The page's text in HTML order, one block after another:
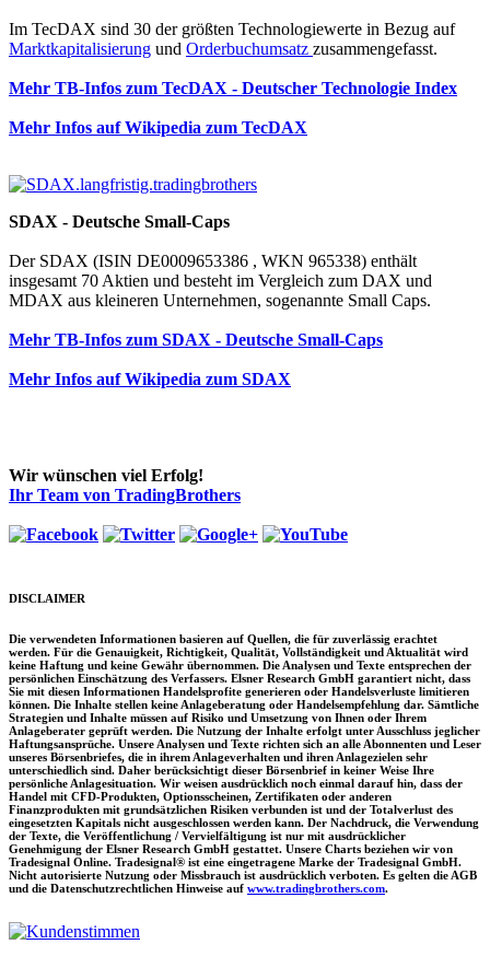
Im TecDAX sind 30 der größten Technologiewerte in Bezug auf
Marktkapitalisierung und Orderbuchumsatz zusammengefasst.
Mehr TB-Infos zum TecDAX - Deutscher Technologie Index
Mehr Infos auf Wikipedia zum TecDAX
SDAX - Deutsche Small-Caps
Der SDAX (ISIN DE0009653386 , WKN 965338) enthält
insgesamt 70 Aktien und besteht im Vergleich zum DAX und
MDAX aus kleineren Unternehmen, sogenannte Small Caps.
Mehr TB-Infos zum SDAX - Deutsche Small-Caps
Mehr Infos auf Wikipedia zum SDAX
Wir wünschen viel Erfolg!
Ihr Team von TradingBrothers
DISCLAIMER
Die verwendeten Informationen basieren auf Quellen, die für zuverlässig erachtet
werden. Für die Genauigkeit, Richtigkeit, Qualität, Vollständigkeit und Aktualität wird
keine Haftung und keine Gewähr übernommen. Die Analysen und Texte entsprechen der
persönlichen Einschätzung des Verfassers. Elsner Research GmbH garantiert nicht, dass
Sie mit diesen Informationen Handelsprofite generieren oder Handelsverluste limitieren
können. Die Inhalte stellen keine Anlageberatung oder Handelsempfehlung dar. Sämtliche
Strategien und Inhalte müssen auf Risiko und Umsetzung von Ihnen oder Ihrem
Anlageberater geprüft werden. Die Nutzung der Inhalte erfolgt unter Ausschluss jeglicher
Haftungsansprüche. Unsere Analysen und Texte richten sich an alle Abonnenten und Leser
unseres Börsenbriefes, die in ihrem Anlageverhalten und ihren Anlagezielen sehr
unterschiedlich sind. Daher berücksichtigt dieser Börsenbrief in keiner Weise Ihre
persönliche Anlagesituation. Wir weisen ausdrücklich noch einmal darauf hin, dass der
Handel mit CFD-Produkten, Optionsscheinen, Zertifikaten oder anderen
Finanzprodukten mit grundsätzlichen Risiken verbunden ist und der Totalverlust des
eingesetzten Kapitals nicht ausgeschlossen werden kann. Der Nachdruck, die Verwendung
der Texte, die Veröffentlichung / Vervielfältigung ist nur mit ausdrücklicher
Genehmigung der Elsner Research GmbH gestattet. Unsere Charts beziehen wir von
Tradesignal Online. Tradesignal® ist eine eingetragene Marke der Tradesignal GmbH.
Nicht autorisierte Nutzung oder Missbrauch ist ausdrücklich verboten. Es gelten die AGB
und die Datenschutzrechtlichen Hinweise auf www.tradingbrothers.com.